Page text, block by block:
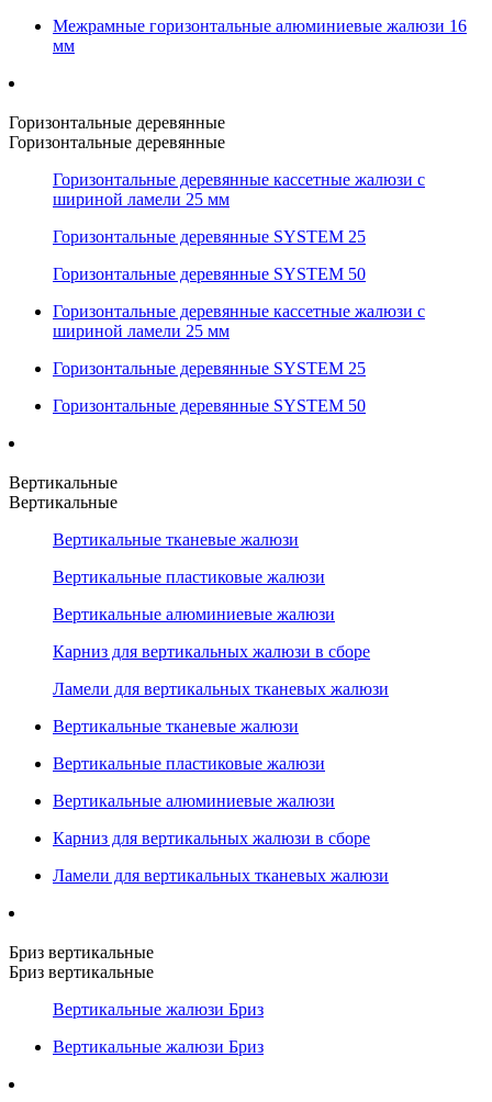
Межрамные горизонтальные алюминиевые жалюзи 16
мм
Горизонтальные деревянные
Горизонтальные деревянные
Горизонтальные деревянные кассетные жалюзи с
шириной ламели 25 мм
Горизонтальные деревянные SYSTEM 25
Горизонтальные деревянные SYSTEM 50
Горизонтальные деревянные кассетные жалюзи с
шириной ламели 25 мм
Горизонтальные деревянные SYSTEM 25
Горизонтальные деревянные SYSTEM 50
Вертикальные
Вертикальные
Вертикальные тканевые жалюзи
Вертикальные пластиковые жалюзи
Вертикальные алюминиевые жалюзи
Карниз для вертикальных жалюзи в сборе
Ламели для вертикальных тканевых жалюзи
Вертикальные тканевые жалюзи
Вертикальные пластиковые жалюзи
Вертикальные алюминиевые жалюзи
Карниз для вертикальных жалюзи в сборе
Ламели для вертикальных тканевых жалюзи
Бриз вертикальные
Бриз вертикальные
Вертикальные жалюзи Бриз
Вертикальные жалюзи Бриз